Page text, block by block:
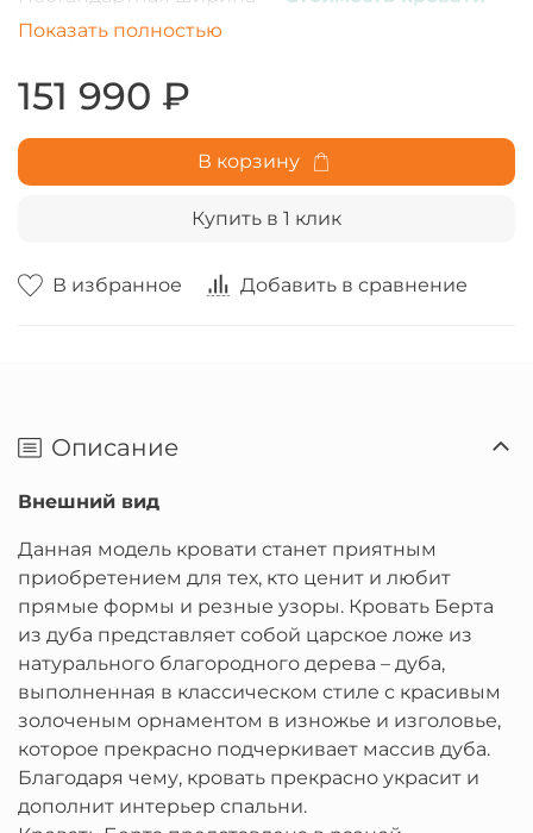
В избранное Добавить в сравнение
составляет стоимость ближайшего большего
Нестандартная длина спального места более 200
Показать полностью
151 990 ₽
В корзину
Купить в 1 клик
Описание
Внешний вид
Данная модель кровати станет приятным
приобретением для тех, кто ценит и любит
прямые формы и резные узоры. Кровать Берта
из дуба представляет собой царское ложе из
натурального благородного дерева – дуба,
выполненная в классическом стиле с красивым
золоченым орнаментом в изножье и изголовье,
которое прекрасно подчеркивает массив дуба.
Благодаря чему, кровать прекрасно украсит и
дополнит интерьер спальни.